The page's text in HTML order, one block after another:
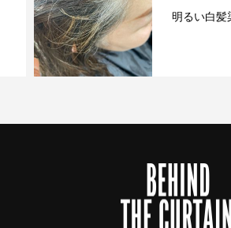
明るい白髪